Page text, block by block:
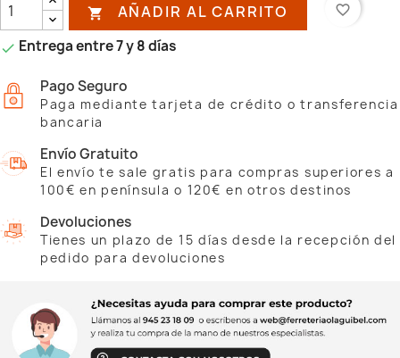
 AÑADIR AL CARRITO favorite_border
 Entrega entre 7 y 8 días
Pago Seguro
Paga mediante tarjeta de crédito o transferencia
bancaria
Envío Gratuito
El envío te sale gratis para compras superiores a
100€ en península o 120€ en otros destinos
Devoluciones
Tienes un plazo de 15 días desde la recepción del
pedido para devoluciones